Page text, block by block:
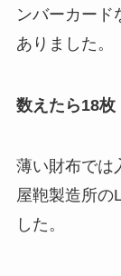
ンバーカード
ありました。
数えたら18枚
薄い財布では
屋鞄製造所の
した。